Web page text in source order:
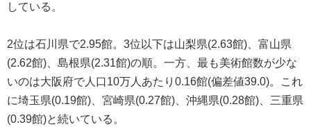
している。
2位は石川県で2.95館。3位以下は山梨県(2.63館)、富山県
(2.62館)、島根県(2.31館)の順。一方、最も美術館数が少な
いのは大阪府で人口10万人あたり0.16館(偏差値39.0)。これ
に埼玉県(0.19館)、宮崎県(0.27館)、沖縄県(0.28館)、三重県
(0.39館)と続いている。